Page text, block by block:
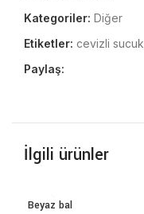
Kategoriler: Diğer
Etiketler: cevizli sucuk
Paylaş:
İlgili ürünler
Beyaz bal